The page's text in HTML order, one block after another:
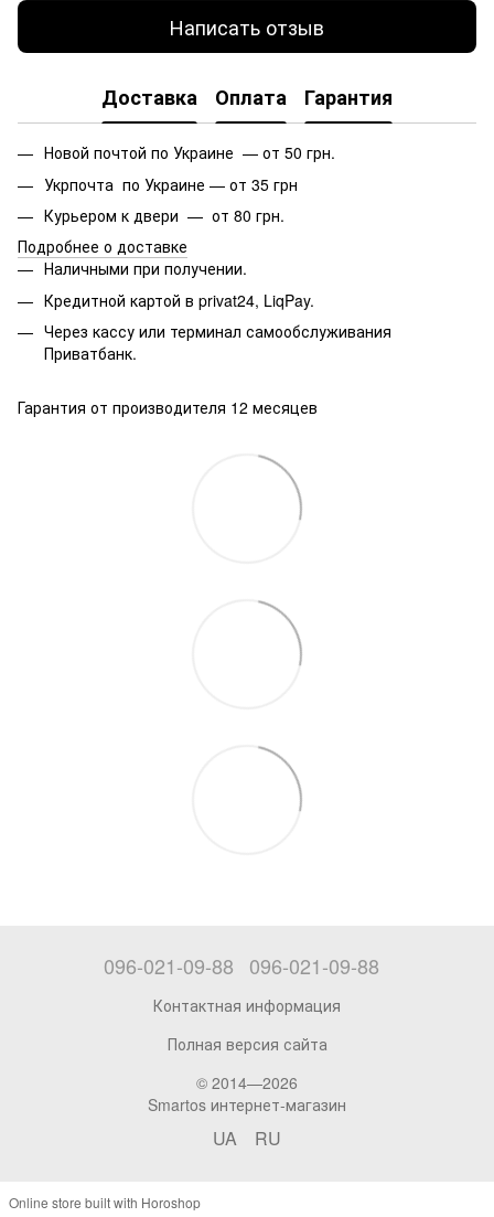
Написать отзыв
Доставка Оплата Гарантия
Новой почтой по Украине — от 50 грн.
Укрпочта по Украине — от 35 грн
Курьером к двери — от 80 грн.
Подробнее о доставке
Наличными при получении.
Кредитной картой в privat24, LiqPay.
Через кассу или терминал самообслуживания
Приватбанк.
Гарантия от производителя 12 месяцев
096-021-09-88 096-021-09-88
Контактная информация
Полная версия сайта
© 2014—2026
Smartos интернет-магазин
UA RU
Online store built with Horoshop